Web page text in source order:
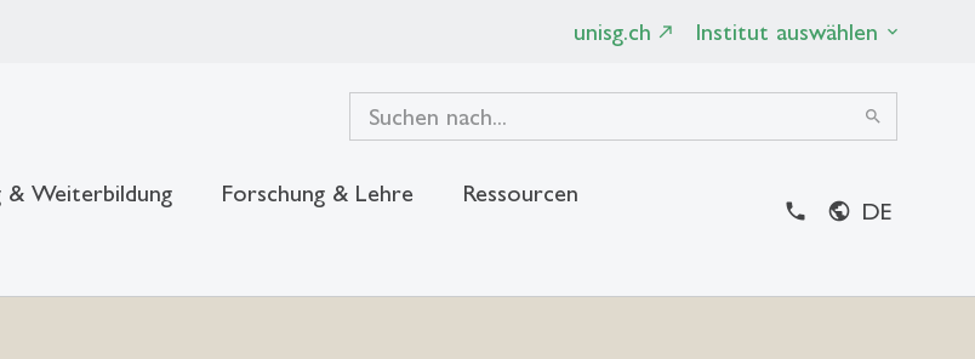
unisg.ch Institut auswählen
search
& Weiterbildung Forschung & Lehre
Ressourcen
DE